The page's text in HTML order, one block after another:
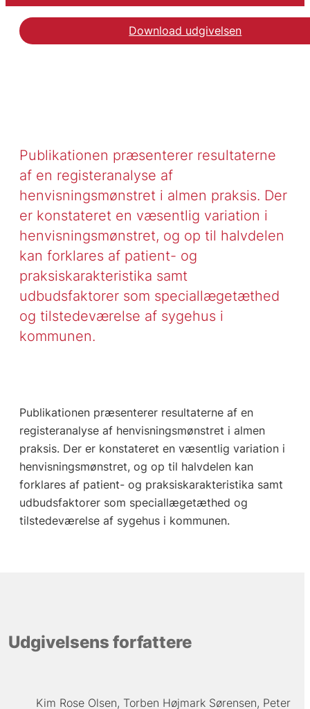
Download udgivelsen
Publikationen præsenterer resultaterne
af en registeranalyse af
henvisningsmønstret i almen praksis. Der
er konstateret en væsentlig variation i
henvisningsmønstret, og op til halvdelen
kan forklares af patient- og
praksiskarakteristika samt
udbudsfaktorer som speciallægetæthed
og tilstedeværelse af sygehus i
kommunen.
Publikationen præsenterer resultaterne af en
registeranalyse af henvisningsmønstret i almen
praksis. Der er konstateret en væsentlig variation i
henvisningsmønstret, og op til halvdelen kan
forklares af patient- og praksiskarakteristika samt
udbudsfaktorer som speciallægetæthed og
tilstedeværelse af sygehus i kommunen.
Udgivelsens forfattere
Kim Rose Olsen Torben Højmark Sørensen Peter